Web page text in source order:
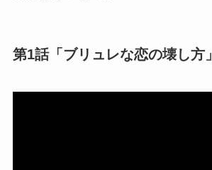
第1話「ブリュレな恋の壊し方」